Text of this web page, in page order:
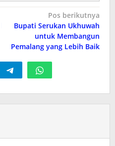
Pos berikutnya
Bupati Serukan Ukhuwah
untuk Membangun
Pemalang yang Lebih Baik